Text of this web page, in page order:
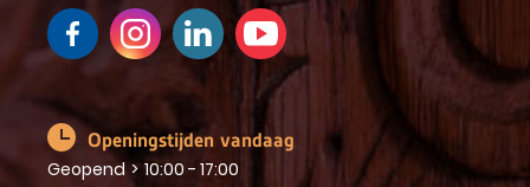
Openingstijden vandaag
Geopend > 10:00 - 17:00